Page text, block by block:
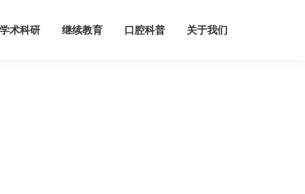
学术科研 继续教育 口腔科普 关于我们